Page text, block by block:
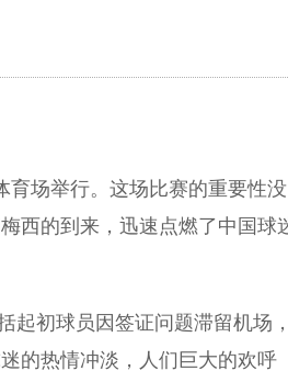
育场举行。这场比赛的重要性没
西的到来，迅速点燃了中国球
初球员因签证问题滞留机场，
的热情冲淡，人们巨大的欢呼